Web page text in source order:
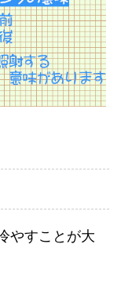
やすことが大